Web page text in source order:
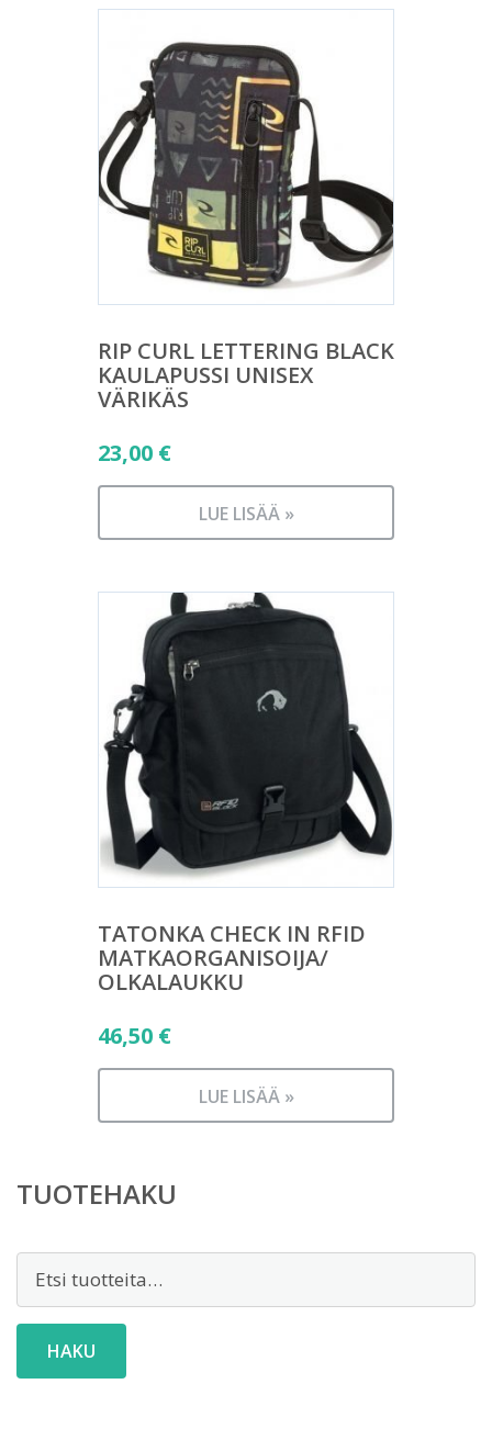
RIP CURL LETTERING BLACK
KAULAPUSSI UNISEX
VÄRIKÄS
23,00 €
LUE LISÄÄ »
TATONKA CHECK IN RFID
MATKAORGANISOIJA/
OLKALAUKKU
46,50 €
LUE LISÄÄ »
TUOTEHAKU
Etsi:
HAKU